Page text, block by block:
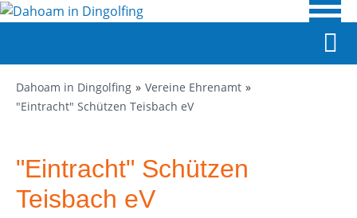
Dahoam in Dingolfing
Vereine Ehrenamt
"Eintracht" Schützen Teisbach eV
"Eintracht" Schützen
Teisbach eV